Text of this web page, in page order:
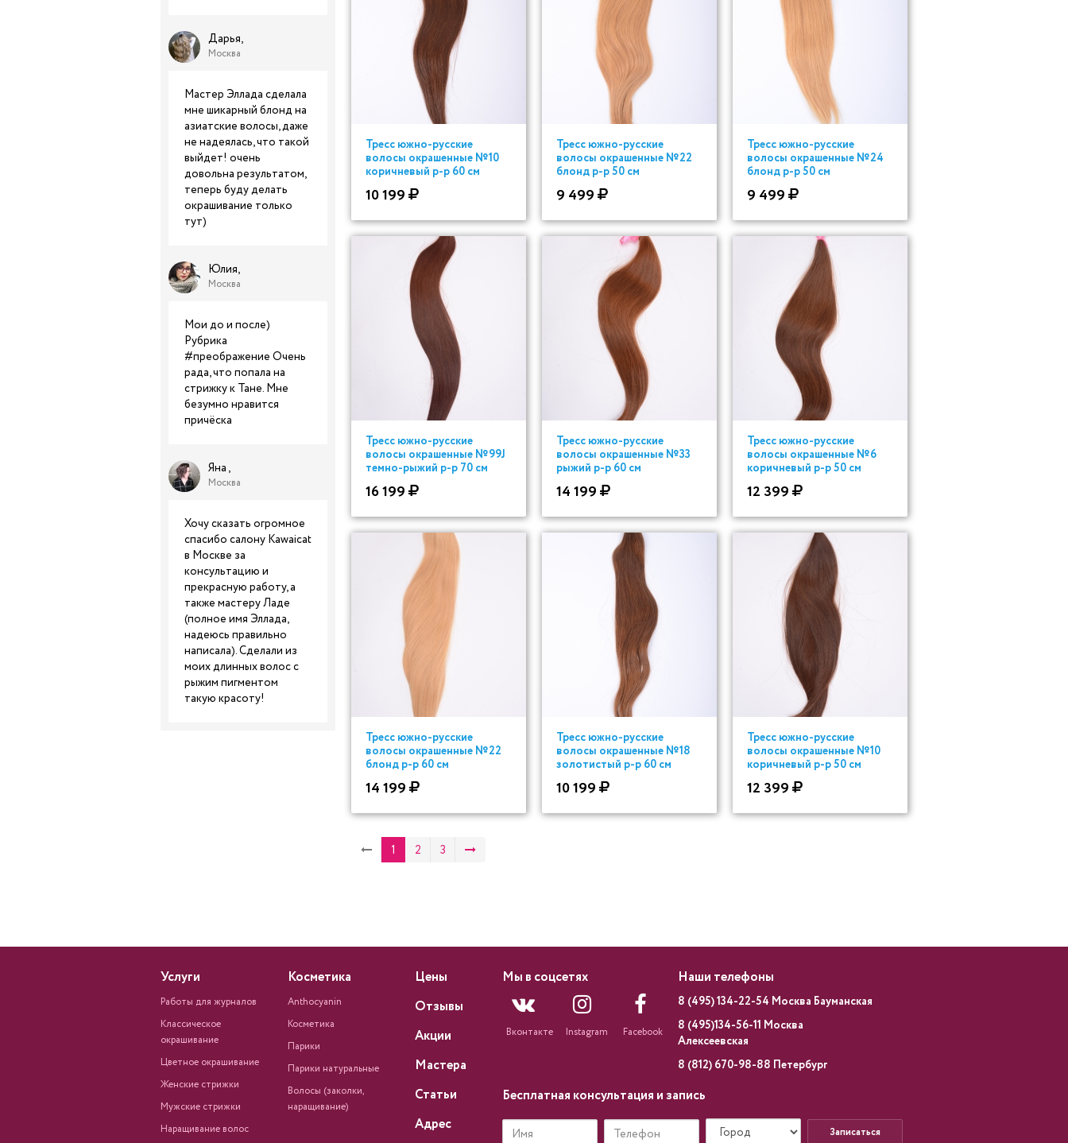
Дарья,
Москва
Мастер Эллада сделала
мне шикарный блонд на
азиатские волосы, даже
не надеялась, что такой
выйдет! очень
довольна результатом,
теперь буду делать
окрашивание только
тут)
Юлия,
Москва
Мои до и после)
Рубрика
#преображение Очень
рада, что попала на
стрижку к Тане. Мне
безумно нравится
причёска
Яна ,
Москва
Хочу сказать огромное
спасибо салону Kawaicat
в Москве за
консультацию и
прекрасную работу, а
также мастеру Ладе
(полное имя Эллада,
надеюсь правильно
написала). Сделали из
моих длинных волос с
рыжим пигментом
такую красоту!
Тресс южно-русские
волосы окрашенные №10
коричневый р-р 60 см
10 199
Тресс южно-русские
волосы окрашенные №22
блонд р-р 50 см
9 499
Тресс южно-русские
волосы окрашенные №24
блонд р-р 50 см
9 499
Тресс южно-русские
волосы окрашенные №99J
темно-рыжий р-р 70 см
16 199
Тресс южно-русские
волосы окрашенные №33
рыжий р-р 60 см
14 199
Тресс южно-русские
волосы окрашенные №6
коричневый р-р 50 см
12 399
Тресс южно-русские
волосы окрашенные №22
блонд р-р 60 см
14 199
Тресс южно-русские
волосы окрашенные №18
золотистый р-р 60 см
10 199
Тресс южно-русские
волосы окрашенные №10
коричневый р-р 50 см
12 399
1 2 3
Услуги
Работы для журналов
Классическое
окрашивание
Цветное окрашивание
Женские стрижки
Мужские стрижки
Наращивание волос
Косметика
Anthocyanin
Косметика
Парики
Парики натуральные
Волосы (заколки,
наращивание)
Цены
Отзывы
Акции
Мастера
Статьи
Адрес
Мы в соцсетях
Вконтакте Instagram Facebook
Наши телефоны
8 (495) 134-22-54 Москва Бауманская
8 (495)134-56-11 Москва
Алексеевская
8 (812) 670-98-88 Петербург
Бесплатная консультация и запись
Имя Телефон Записаться